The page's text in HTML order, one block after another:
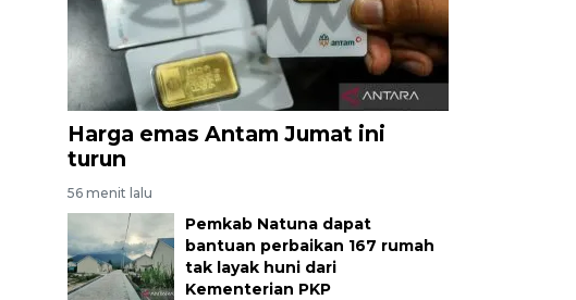
Harga emas Antam Jumat ini
turun
56 menit lalu
Pemkab Natuna dapat
bantuan perbaikan 167 rumah
tak layak huni dari
Kementerian PKP